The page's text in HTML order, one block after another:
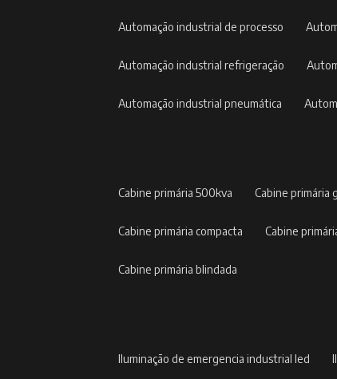
automação industrial de processo
automação industrial refrigeração
automação industrial pneumática
cabine primária 500kva cabine primária
cabine primária compacta cabine
cabine primária blindada
iluminação de emergencia industrial led